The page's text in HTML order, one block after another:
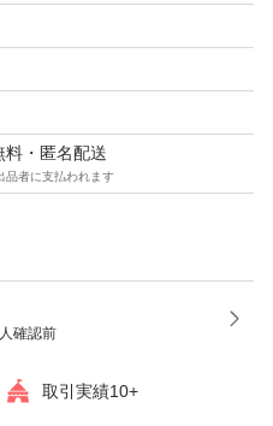
さい。
なります。
管の為、神経質な方はご遠
料・匿名配送
品者に支払われます
確認前
取引実績10+